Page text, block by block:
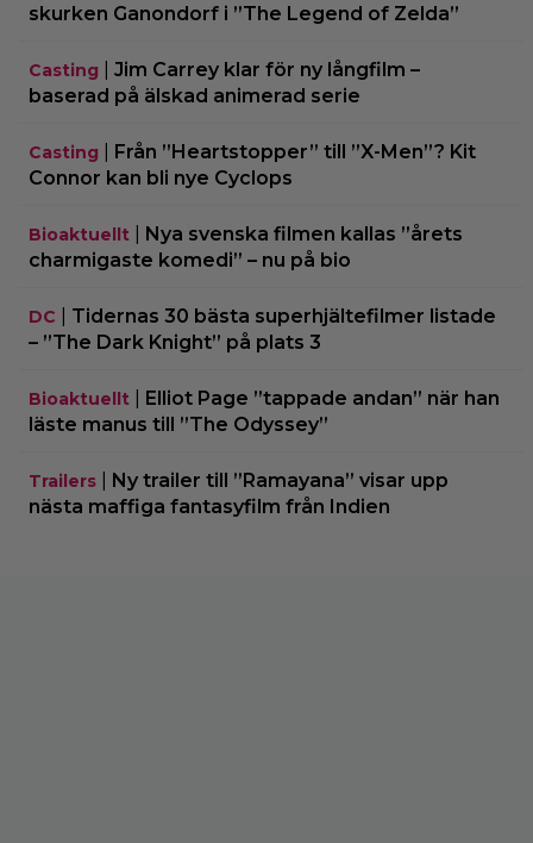
skurken Ganondorf i ”The Legend of Zelda”
Casting
Jim Carrey klar för ny långfilm –
baserad på älskad animerad serie
Casting
Från ”Heartstopper” till ”X-Men”? Kit
Connor kan bli nye Cyclops
Bioaktuellt
Nya svenska filmen kallas ”årets
charmigaste komedi” – nu på bio
DC
Tidernas 30 bästa superhjältefilmer listade
– ”The Dark Knight” på plats 3
Bioaktuellt
Elliot Page ”tappade andan” när han
läste manus till ”The Odyssey”
Trailers
Ny trailer till ”Ramayana” visar upp
nästa maffiga fantasyfilm från Indien